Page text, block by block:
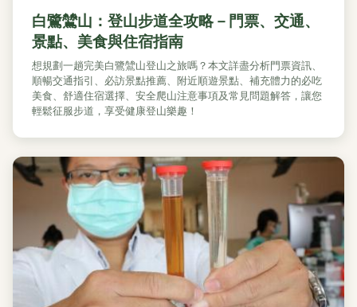
白鷺鷥山：登山步道全攻略－門票、交通、
景點、美食與住宿指南
想規劃一趟完美白鷺鷥山登山之旅嗎？本文詳盡分析門票資訊、
順暢交通指引、必訪景點推薦、附近順遊景點、補充體力的必吃
美食、舒適住宿選擇、安全爬山注意事項及常見問題解答，讓您
輕鬆征服步道，享受健康登山樂趣！